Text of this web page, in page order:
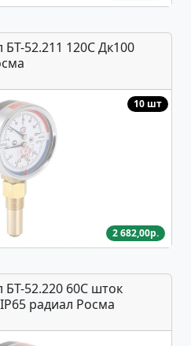
52.211 120С Дк100
10 шт
2 682,00р.
60С шток
100мм. кл.т 1,5 G1/2" IP65 радиал Росма